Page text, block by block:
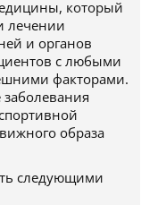
который
лечении
и органов
с любыми
факторами.
заболевания
образа
следующими